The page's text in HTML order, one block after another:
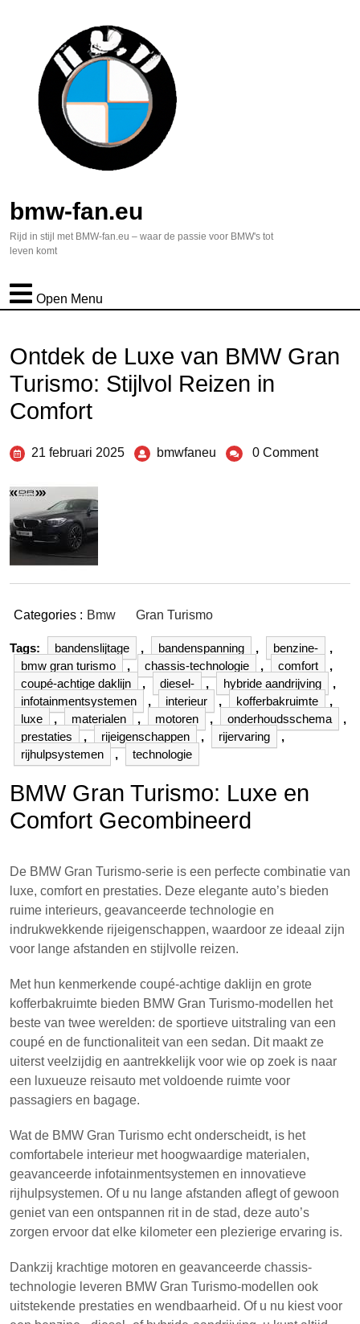
bmw-fan.eu
Rijd in stijl met BMW-fan.eu – waar de passie voor BMW's tot
leven komt
Open Menu
Ontdek de Luxe van BMW Gran
Turismo: Stijlvol Reizen in
Comfort
21 februari 2025 bmwfaneu 0 Comment
Categories : Bmw Gran Turismo
Tags: bandenslijtage , bandenspanning , benzine-
,
bmw gran turismo
, chassis-technologie , comfort
,
coupé-achtige daklijn
, diesel- , hybride aandrijving
,
infotainmentsystemen
, interieur , kofferbakruimte
,
luxe
, materialen , motoren , onderhoudsschema
,
prestaties
, rijeigenschappen , rijervaring
,
rijhulpsystemen
, technologie
BMW Gran Turismo: Luxe en
Comfort Gecombineerd
De BMW Gran Turismo-serie is een perfecte combinatie van
luxe, comfort en prestaties. Deze elegante auto’s bieden
ruime interieurs, geavanceerde technologie en
indrukwekkende rijeigenschappen, waardoor ze ideaal zijn
voor lange afstanden en stijlvolle reizen.
Met hun kenmerkende coupé-achtige daklijn en grote
kofferbakruimte bieden BMW Gran Turismo-modellen het
beste van twee werelden: de sportieve uitstraling van een
coupé en de functionaliteit van een sedan. Dit maakt ze
uiterst veelzijdig en aantrekkelijk voor wie op zoek is naar
een luxueuze reisauto met voldoende ruimte voor
passagiers en bagage.
Wat de BMW Gran Turismo echt onderscheidt, is het
comfortabele interieur met hoogwaardige materialen,
geavanceerde infotainmentsystemen en innovatieve
rijhulpsystemen. Of u nu lange afstanden aflegt of gewoon
geniet van een ontspannen rit in de stad, deze auto’s
zorgen ervoor dat elke kilometer een plezierige ervaring is.
Dankzij krachtige motoren en geavanceerde chassis-
technologie leveren BMW Gran Turismo-modellen ook
uitstekende prestaties en wendbaarheid. Of u nu kiest voor